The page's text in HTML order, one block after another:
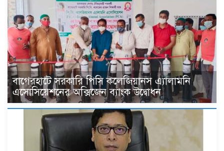
বাগেরহাটে সরকারি পিসি কলেজিয়ানস এ্যালামনি
এসোসিয়েশনের অক্সিজেন ব্যাংক উদ্বোধন